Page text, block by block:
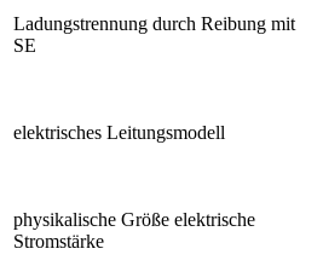
Ladungstrennung durch Reibung mit
SE
elektrisches Leitungsmodell
physikalische Größe elektrische
Stromstärke